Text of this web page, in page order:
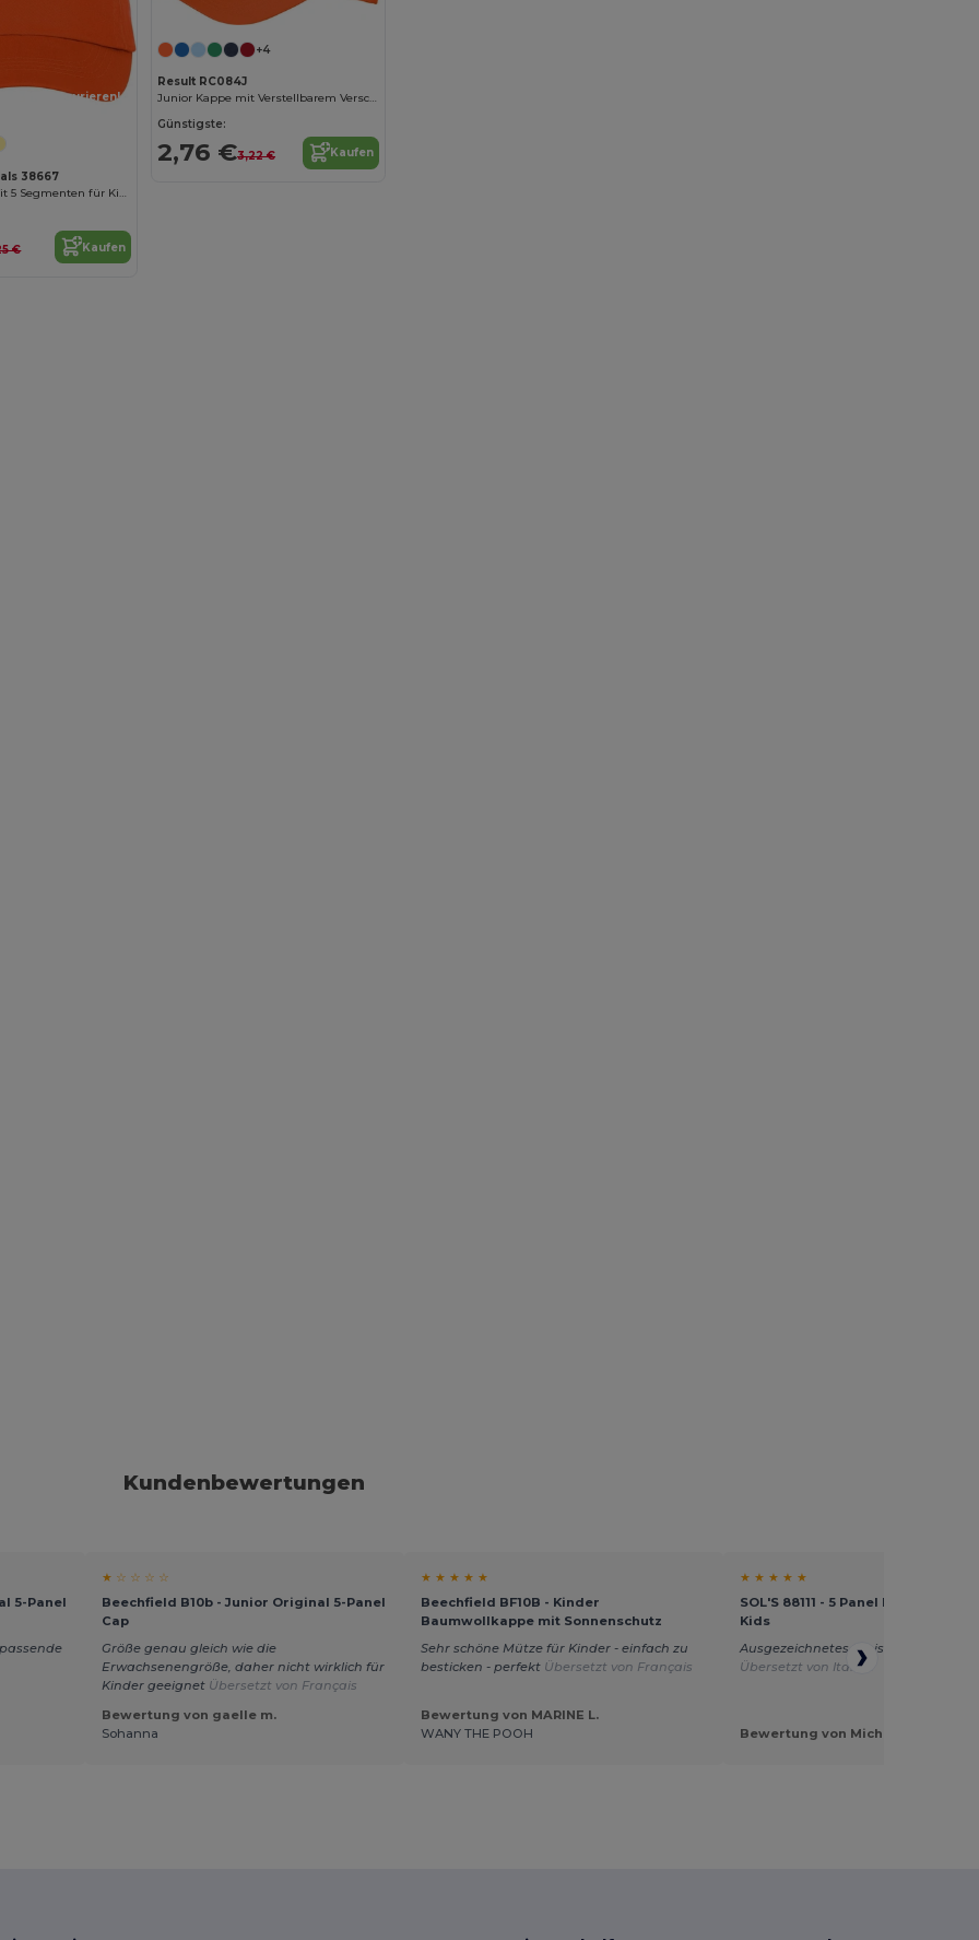
Jetzt konfigurieren!
38667
Feniks Kappe mit 5 Segmenten für Kinder
€ Kaufen
+4
Result RC084J
Junior Kappe mit Verstellbarem Verschluss
Günstigste:
2,76 €3,22 € Kaufen
Kundenbewertungen
5-Panel
★ ☆ ☆ ☆ ☆
Beechfield B10b - Junior Original 5-Panel
Cap
Größe genau gleich wie die
Erwachsenengröße, daher nicht wirklich für
Kinder geeignet Übersetzt von Français
Bewertung von gaelle m.
Sohanna
★ ★ ★ ★ ★
Beechfield BF10B - Kinder
Baumwollkappe mit Sonnenschutz
Sehr schöne Mütze für Kinder - einfach zu
besticken - perfekt Übersetzt von Français
Bewertung von MARINE L.
WANY THE POOH
★ ★ ★ ★ ★
SOL'S 88111 - 5 Panel Kinder Cap
Kids
Ausgezeichnetes Preis-Leistungs-
Übersetzt von Italian
Bewertung von Michela M.